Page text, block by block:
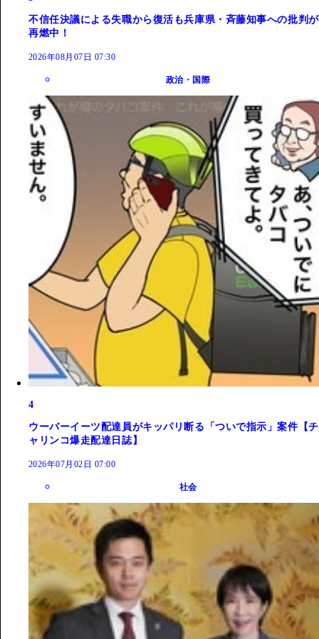
不信任決議による失職から復活も兵庫県・斉藤知事への批判が
再燃中！
2026年08月07日 07:30
政治・国際
4
ウーバーイーツ配達員がキッパリ断る「ついで指示」案件【チ
ャリンコ爆走配達日誌】
2026年07月02日 07:00
社会